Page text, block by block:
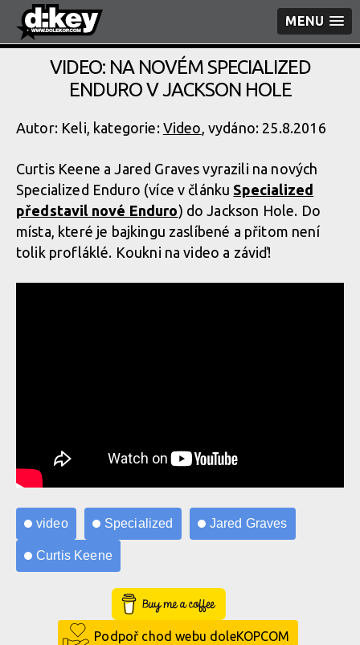
MENU
VIDEO: NA NOVÉM SPECIALIZED
ENDURO V JACKSON HOLE
Autor: Keli, kategorie: Video, vydáno: 25.8.2016
Curtis Keene a Jared Graves vyrazili na nových
Specialized Enduro (více v článku Specialized
představil nové Enduro) do Jackson Hole. Do
místa, které je bajkingu zaslíbené a přitom není
tolik profláklé. Koukni na video a záviď!
video Specialized Jared Graves
Curtis Keene
Buy Me a Coffee
Podpoř chod webu doleKOPCOM